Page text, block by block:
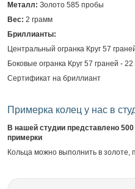
Металл: Золото 585 пробы
Вес: 2 грамм
Бриллианты:
Центральный огранка Круг 57
Боковые огранка Круг 57 граней -
Сертификат на бриллиант
Примерка колец у нас в
В нашей студии представлено
примерки
Кольца можно выполнить в